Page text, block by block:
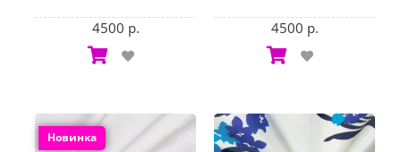
4500 р. 4500 р.
Новинка